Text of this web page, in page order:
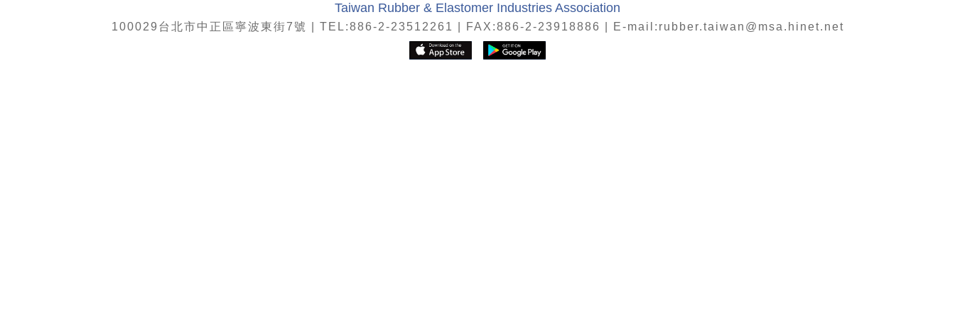
Taiwan Rubber & Elastomer Industries Association
100029台北市中正區寧波東街7號 | TEL:886-2-23512261 | FAX:886-2-23918886 | E-mail: rubber.taiwan@msa.hinet.net